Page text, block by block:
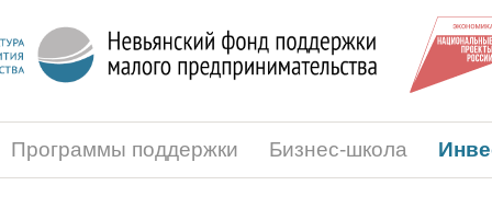
Программы поддержки Бизнес-школа